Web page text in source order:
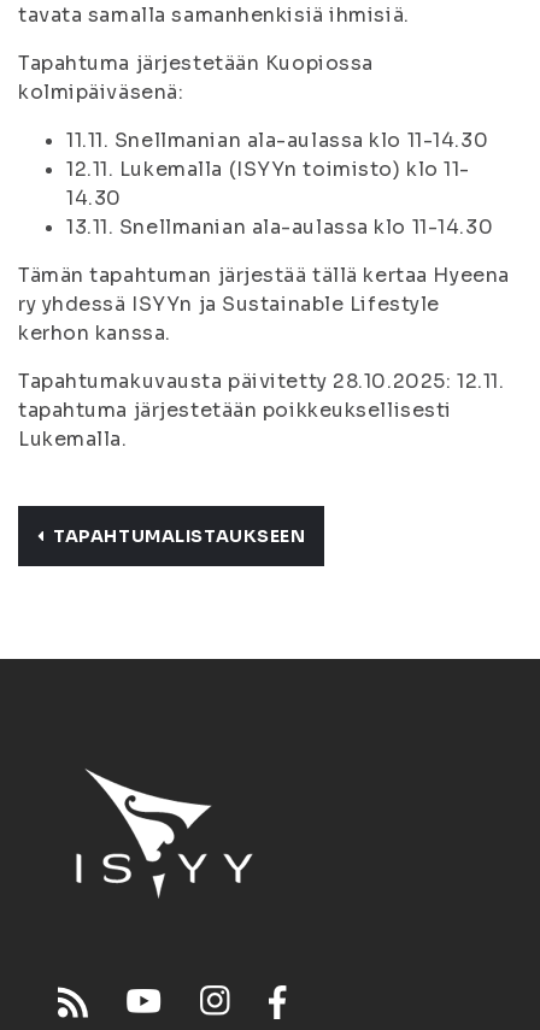
tavata samalla samanhenkisiä ihmisiä.
Tapahtuma järjestetään Kuopiossa
kolmipäiväsenä:
11.11. Snellmanian ala-aulassa klo 11-14.30
12.11. Lukemalla (ISYYn toimisto) klo 11-
14.30
13.11. Snellmanian ala-aulassa klo 11-14.30
Tämän tapahtuman järjestää tällä kertaa Hyeena
ry yhdessä ISYYn ja Sustainable Lifestyle
kerhon kanssa.
Tapahtumakuvausta päivitetty 28.10.2025: 12.11.
tapahtuma järjestetään poikkeuksellisesti
Lukemalla.
TAPAHTUMALISTAUKSEEN